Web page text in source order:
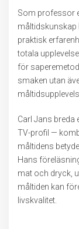
Som professor
måltidskunskap
praktisk
totala
för
smaken utan
Carl Jans breda
TV-profil —
måltidens
Hans
mat och dryck,
måltiden kan
livskvalitet.